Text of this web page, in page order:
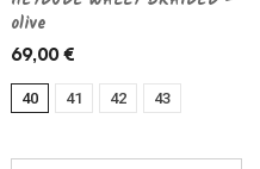
olive
69,00 €
40 41 42 43